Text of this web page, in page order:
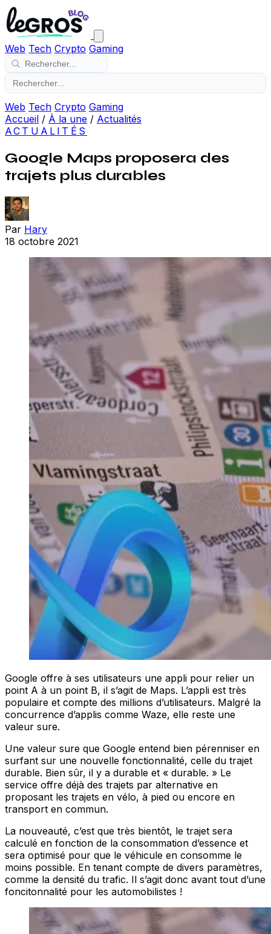
Web Tech Crypto Gaming
Web Tech Crypto Gaming
Accueil / À la une / Actualités
ACTUALITÉS
Google Maps proposera des
trajets plus durables
Par Hary
18 octobre 2021
Google offre à ses utilisateurs une appli pour relier un
point A à un point B, il s’agit de Maps. L’appli est très
populaire et compte des millions d’utilisateurs. Malgré la
concurrence d’applis comme Waze, elle reste une
valeur sure.
Une valeur sure que Google entend bien pérenniser en
surfant sur une nouvelle fonctionnalité, celle du trajet
durable. Bien sûr, il y a durable et « durable. » Le
service offre déjà des trajets par alternative en
proposant les trajets en vélo, à pied ou encore en
transport en commun.
La nouveauté, c’est que très bientôt, le trajet sera
calculé en fonction de la consommation d’essence et
sera optimisé pour que le véhicule en consomme le
moins possible. En tenant compte de divers paramètres,
comme la densité du trafic. Il s’agit donc avant tout d’une
foncitonnalité pour les automobilistes !